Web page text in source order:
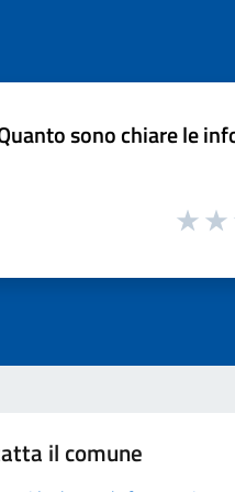
sono chiare le
il comune